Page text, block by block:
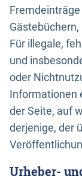
Für illegale,
und
oder
Informationen
der Seite, auf
derjenige, der
Urheber-